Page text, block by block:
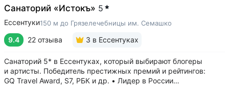
Санаторий «Истокъ» 5
Ессентуки150 м до Грязелечебницы им. Семашко
9.4 22 отзыва 3 в Ессентуках
Санаторий 5* в Ессентуках, который выбирают блогеры
и артисты. Победитель престижных премий и рейтингов:
GQ Travel Award, S7, РБК и др. • Лидер в России